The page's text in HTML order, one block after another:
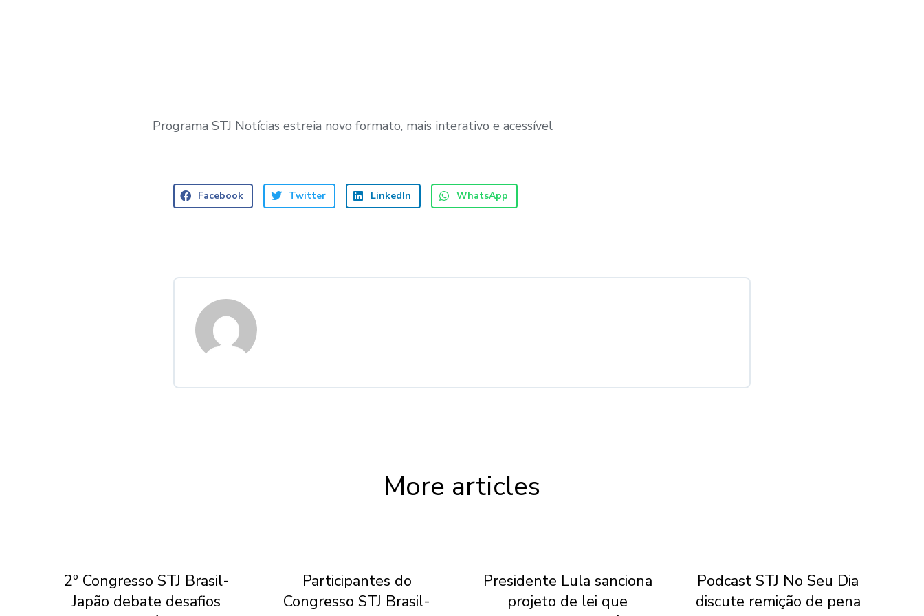
Programa STJ Notícias estreia novo formato, mais interativo e acessível
Facebook Twitter LinkedIn WhatsApp
More articles
2º Congresso STJ Brasil-
Japão debate desafios
Participantes do
Congresso STJ Brasil-
Presidente Lula sanciona
projeto de lei que
Podcast STJ No Seu Dia
discute remição de pena